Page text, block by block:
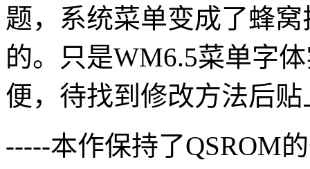
题，系统菜单变成了蜂
的。只是WM6.5菜单字
便，待找到修改方法后贴
-----本作保持了QSROM